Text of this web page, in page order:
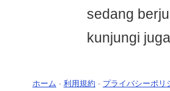
sedang
kunjungi
ホーム - 利用規約 - プライバシーポリ